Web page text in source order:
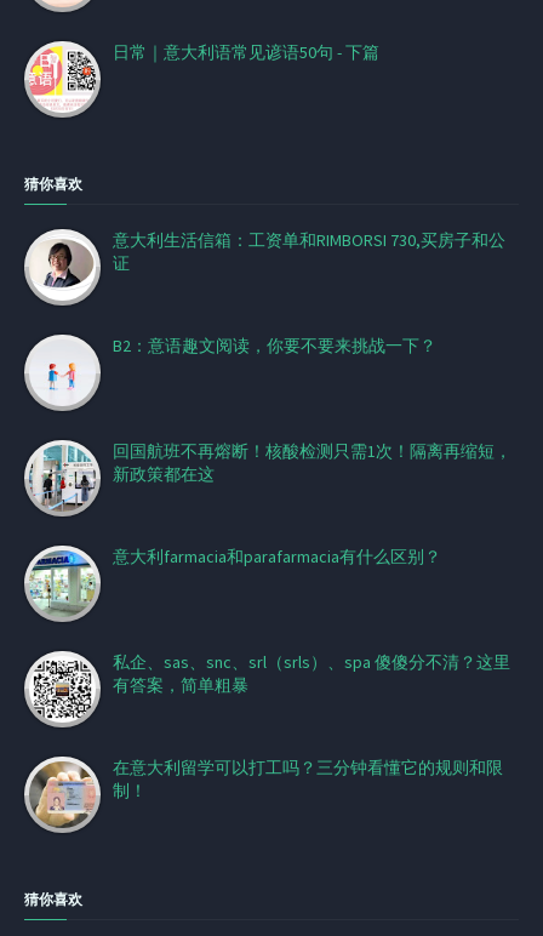
日常｜意大利语常见谚语50句 - 下篇
猜你喜欢
意大利生活信箱：工资单和RIMBORSI 730,买房子和公
证
B2：意语趣文阅读，你要不要来挑战一下？
回国航班不再熔断！核酸检测只需1次！隔离再缩短，
新政策都在这
意大利farmacia和parafarmacia有什么区别？
私企、sas、snc、srl（srls）、spa 傻傻分不清？这里
有答案，简单粗暴
在意大利留学可以打工吗？三分钟看懂它的规则和限
制！
猜你喜欢